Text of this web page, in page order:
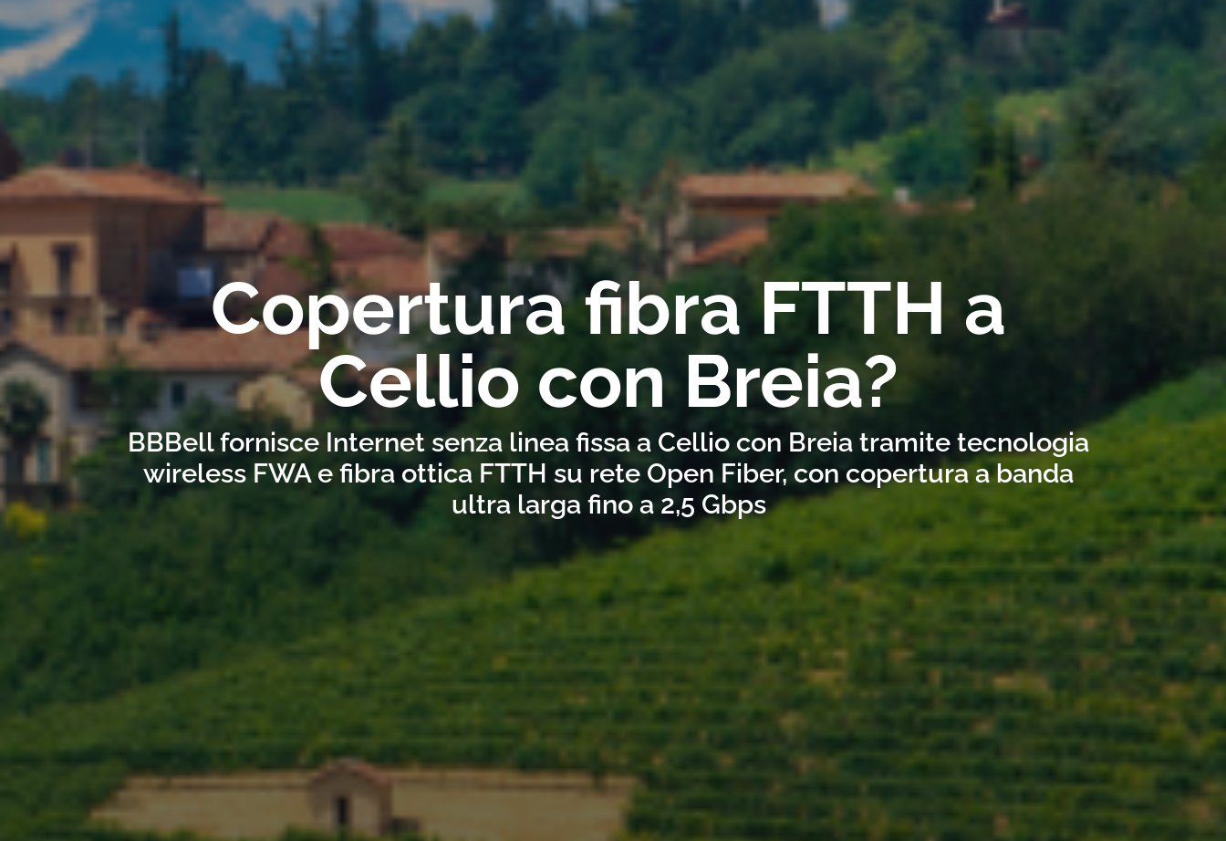
Copertura fibra FTTH a
Cellio con Breia?
BBBell fornisce Internet senza linea fissa a Cellio con Breia tramite tecnologia
wireless FWA e fibra ottica FTTH su rete Open Fiber, con copertura a banda
ultra larga fino a 2,5 Gbps